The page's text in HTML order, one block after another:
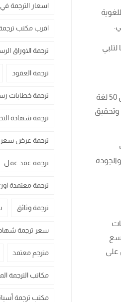
تمتد خدمات الترجمة والتعريب لدينا في أفضل مكتب ترجمة معتمد من السفارة الصينية لأكثر من 50 لغة
وتحقيق
على
اسعار الترجمة في
اقرب مكتب
ترجمة الاوراق
ترجمة العقود
ترجمة خطابات
ترجمة شهادة
ترجمة عرض سعر
ترجمة عقد عمل
ترجمة معتمدة
ترجمة وثائق
سعر ترجمة شهادة
مترجم معتمد
مكاتب الترجمة
مكتب ترجمة